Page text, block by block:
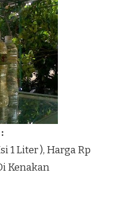
1 Liter ), Harga Rp
Kenakan